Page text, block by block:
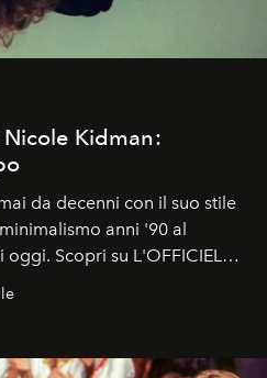
Kidman:
da decenni con il suo stile
anni '90 al
Scopri su L'OFFICIEL